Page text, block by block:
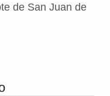
de San Juan de